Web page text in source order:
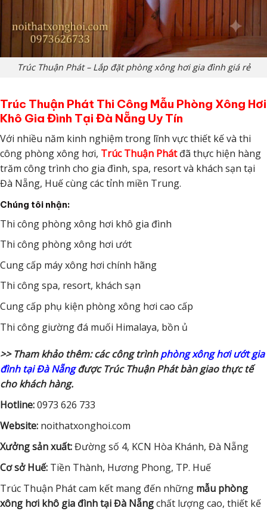
Trúc Thuận Phát – Lắp đặt phòng xông hơi gia đình giá rẻ
Trúc Thuận Phát Thi Công Mẫu Phòng Xông Hơi
Khô Gia Đình Tại Đà Nẵng Uy Tín
Với nhiều năm kinh nghiệm trong lĩnh vực thiết kế và thi
công phòng xông hơi, Trúc Thuận Phátđã thực hiện hàng
trăm công trình cho gia đình, spa, resort và khách sạn tại
Đà Nẵng, Huế cùng các tỉnh miền Trung.
Chúng tôi nhận:
Thi công phòng xông hơi khô gia đình
Thi công phòng xông hơi ướt
Cung cấp máy xông hơi chính hãng
Thi công spa, resort, khách sạn
Cung cấp phụ kiện phòng xông hơi cao cấp
Thi công giường đá muối Himalaya, bồn ủ
>> Tham khảo thêm: các công trìnhphòng xông hơi ướt gia
đình tại Đà Nẵngđược Trúc Thuận Phát bàn giao thực tế
cho khách hàng.
Hotline:0973 626 733
Website: noithatxonghoi.com
Xưởng sản xuất:Đường số 4, KCN Hòa Khánh, Đà Nẵng
Cơ sở Huế: Tiền Thành, Hương Phong, TP. Huế
Trúc Thuận Phát cam kết mang đến những mẫu phòng
xông hơi khô gia đình tại Đà Nẵngchất lượng cao, thiết kế